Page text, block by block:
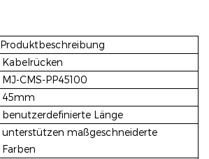
Produktbeschreibung
Kabelrücken
MJ-CMS-PP45100
45mm
benutzerdefinierte Länge
unterstützen maßgeschneiderte
Farben